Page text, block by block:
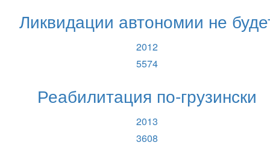
Ликвидации автономии не
2012
5574
Реабилитация по-грузински
2013
3608